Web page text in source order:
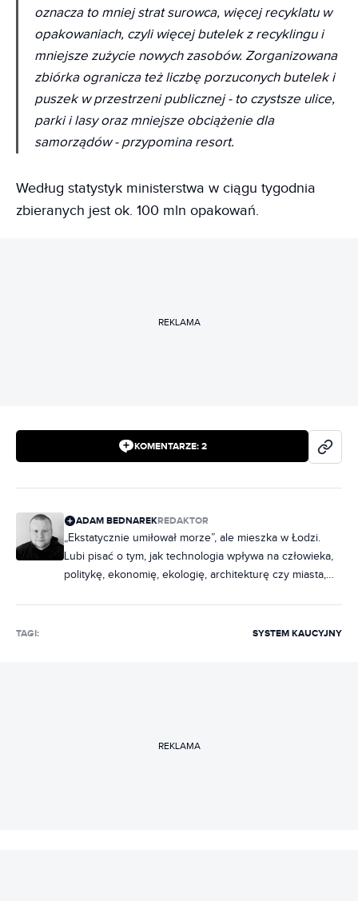
oznacza to mniej strat surowca, więcej recyklatu w
opakowaniach, czyli więcej butelek z recyklingu i
mniejsze zużycie nowych zasobów. Zorganizowana
zbiórka ogranicza też liczbę porzuconych butelek i
puszek w przestrzeni publicznej - to czystsze ulice,
parki i lasy oraz mniejsze obciążenie dla
samorządów- przypomina resort.
Według statystyk ministerstwa w ciągu tygodnia
zbieranych jest ok. 100 mln opakowań.
REKLAMA
KOMENTARZE: 2
ADAM BEDNAREKREDAKTOR
„Ekstatycznie umiłował morze”, ale mieszka w Łodzi.
Lubi pisać o tym, jak technologia wpływa na człowieka,
politykę, ekonomię, ekologię, architekturę czy miasta,
Switch, a zamiast Xboksa i PlayStation woli Stadię i
TAGI: SYSTEM KAUCYJNY
REKLAMA